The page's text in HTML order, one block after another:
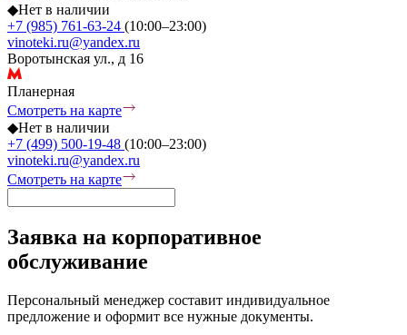
◆Нет в наличии
+7 (985) 761-63-24 (10:00–23:00)
vinoteki.ru@yandex.ru
Воротынская ул., д 16
Планерная
Смотреть на карте
◆Нет в наличии
+7 (499) 500-19-48 (10:00–23:00)
vinoteki.ru@yandex.ru
Смотреть на карте
Заявка на корпоративное
обслуживание
Персональный менеджер составит индивидуальное
предложение и оформит все нужные документы.